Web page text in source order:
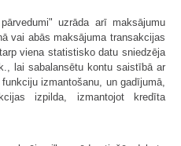
uzrāda arī maksājumu
vai abās maksājuma transakcijas
viena statistisko datu sniedzēja
lai sabalansētu kontu saistībā ar
izmantošanu, un gadījumā,
izpilda, izmantojot kredīta